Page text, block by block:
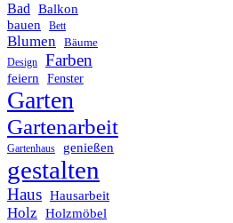
Bad
Balkon
bauen
Bett
Blumen Bäume
Design Farben
feiern Fenster
Garten
Gartenarbeit
Gartenhaus genießen
gestalten
Haus Hausarbeit
Holz Holzmöbel